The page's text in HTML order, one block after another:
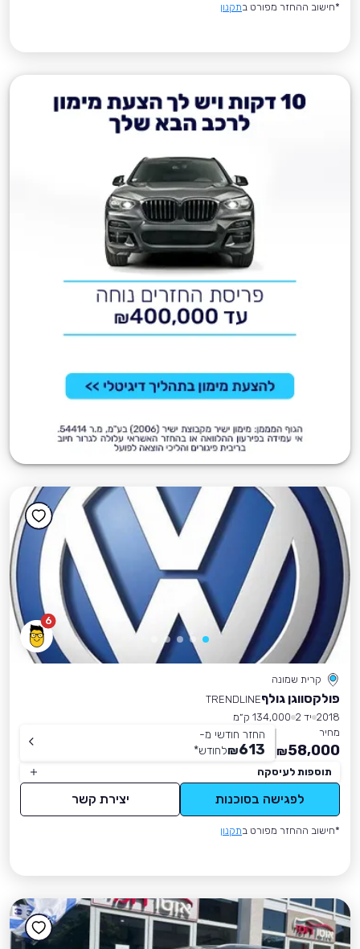
*חישוב ההחזר מפורט בתקנון
6
קרית שמונה
פולקסווגן גולףTRENDLINE
2018 יד 2
134,000 ק״מ
מחיר
58,000
₪
החזר חודשי מ-
613
₪לחודש*
תוספות לעיסקה
לפגישה בסוכנות יצירת קשר
*חישוב ההחזר מפורט בתקנון